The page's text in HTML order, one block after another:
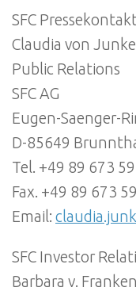
SFC
Claudia von
Public Relations
SFC AG
Eugen-Saenger-
D-85649
Tel. +49 89 673
Fax. +49 89 673
Email:
SFC Investor
Barbara v.